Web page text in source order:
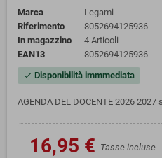
Marca
Legami
Riferimento
8052694125936
In magazzino
4 Articoli
EAN13
8052694125936
check Disponibilità immmediata
AGENDA DEL DOCENTE 2026
16,95 € Tasse incluse